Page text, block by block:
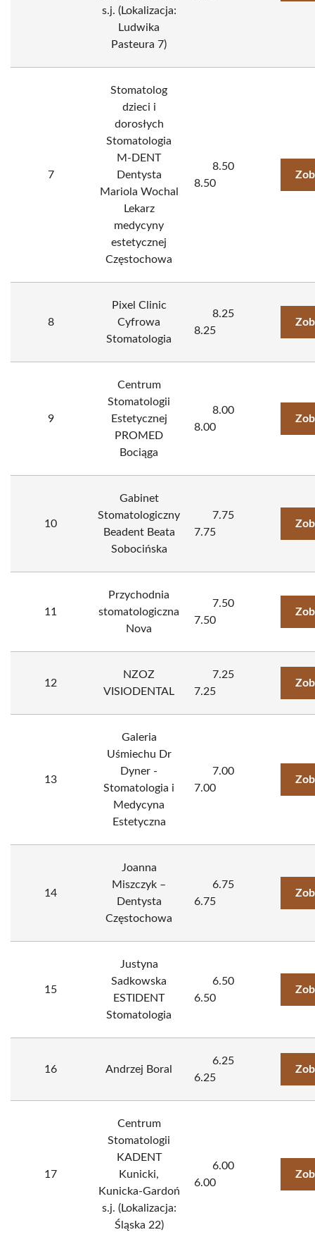
s.j. (Lokalizacja:
Ludwika
Pasteura 7)
7
Stomatolog
dzieci i
dorosłych
Stomatologia
M-DENT
Dentysta
Mariola Wochal
Lekarz
medycyny
estetycznej
Częstochowa
8.50
8.50
8
Pixel Clinic
Cyfrowa
Stomatologia
8.25
8.25
9
Centrum
Stomatologii
Estetycznej
PROMED
Bociąga
8.00
8.00
10
Gabinet
Stomatologiczny
Beadent Beata
Sobocińska
7.75
7.75
11
Przychodnia
stomatologiczna
Nova
7.50
7.50
12
NZOZ
VISIODENTAL
7.25
7.25
13
Galeria
Uśmiechu Dr
Dyner -
Stomatologia i
Medycyna
Estetyczna
7.00
7.00
14
Joanna
Miszczyk –
Dentysta
Częstochowa
6.75
6.75
15
Justyna
Sadkowska
ESTIDENT
Stomatologia
6.50
6.50
16 Andrzej Boral
6.25
6.25
17
Centrum
Stomatologii
KADENT
Kunicki,
Kunicka-Gardoń
s.j. (Lokalizacja:
Śląska 22)
6.00
6.00